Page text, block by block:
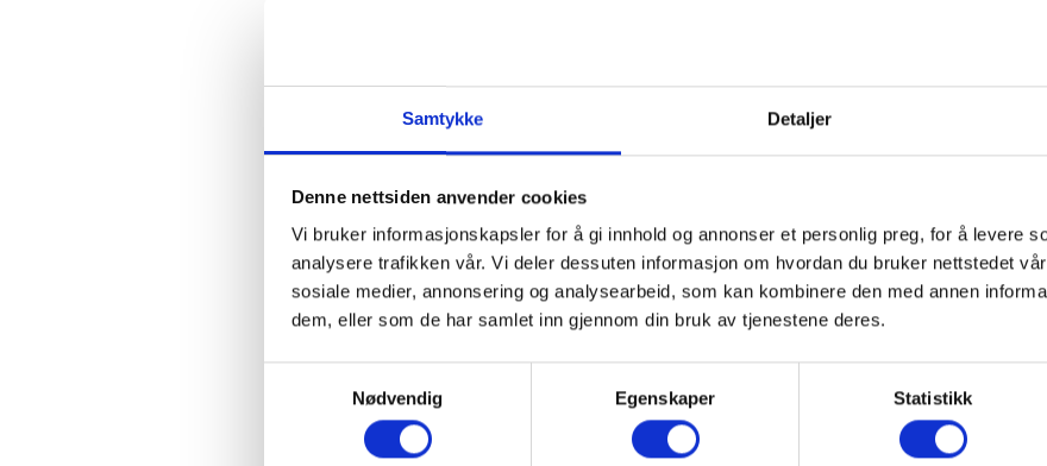
Samtykke Detaljer
Denne nettsiden anvender cookies
Vi bruker informasjonskapsler for å gi innhold og annonser et personlig preg, for å levere
analysere trafikken vår. Vi deler dessuten informasjon om hvordan du bruker nettstedet
sosiale medier, annonsering og analysearbeid, som kan kombinere den med annen
dem, eller som de har samlet inn gjennom din bruk av tjenestene deres.
Nødvendig
Egenskaper Statistikk
X MEETING POINT
OUR